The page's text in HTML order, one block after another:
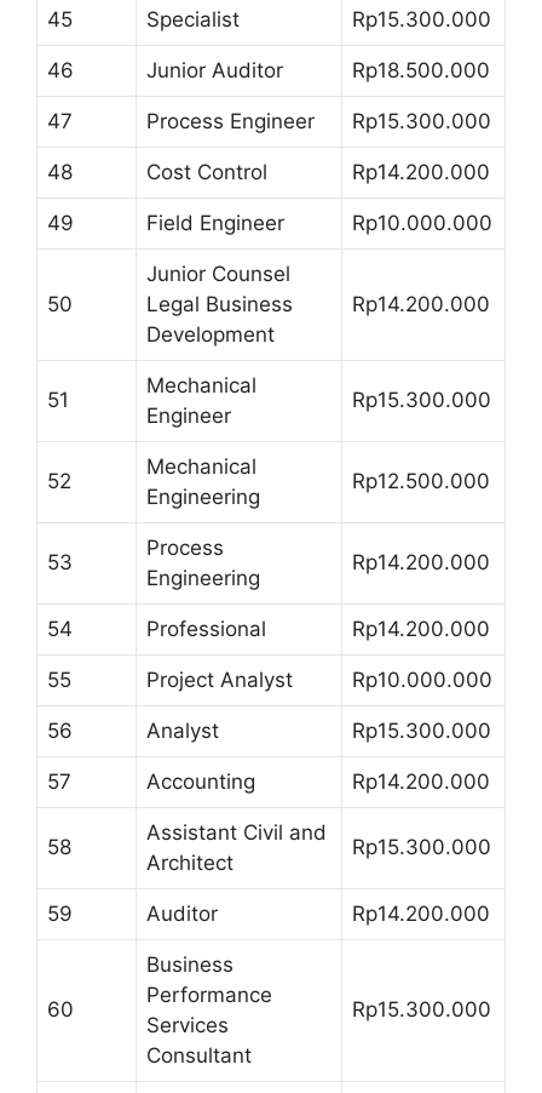
45 Specialist Rp15.300.000
46 Junior Auditor Rp18.500.000
47 Process Engineer Rp15.300.000
48 Cost Control Rp14.200.000
49 Field Engineer Rp10.000.000
50
Junior Counsel
Legal Business
Development
Rp14.200.000
51
Mechanical
Engineer
Rp15.300.000
52
Mechanical
Engineering
Rp12.500.000
53
Process
Engineering
Rp14.200.000
54 Professional Rp14.200.000
55 Project Analyst Rp10.000.000
56 Analyst Rp15.300.000
57 Accounting Rp14.200.000
58
Assistant Civil and
Architect
Rp15.300.000
59 Auditor Rp14.200.000
60
Business
Performance
Services
Consultant
Rp15.300.000